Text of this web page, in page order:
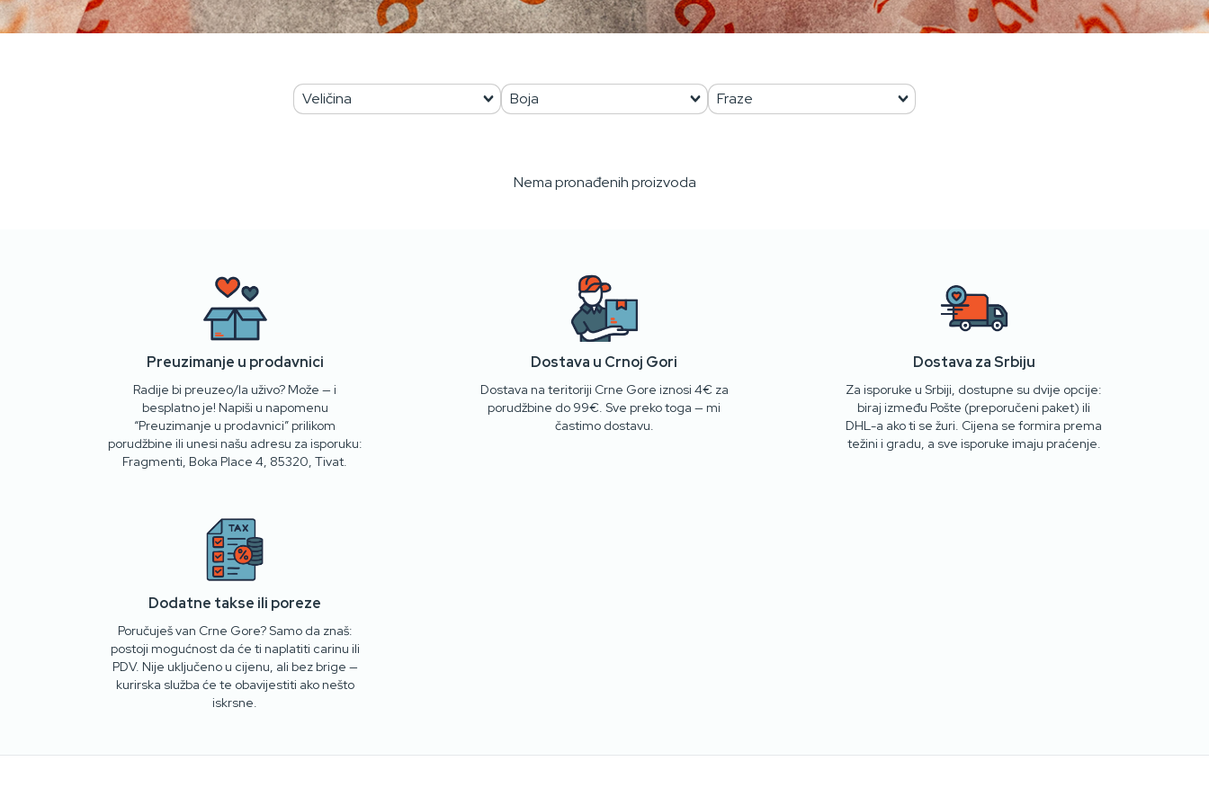
Nema pronađenih proizvoda
Preuzimanje u prodavnici
Radije bi preuzeo/la uživo? Može — i
besplatno je! Napiši u napomenu
“Preuzimanje u prodavnici” prilikom
porudžbine ili unesi našu adresu za isporuku:
Fragmenti, Boka Place 4, 85320, Tivat.
Dostava u Crnoj Gori
Dostava na teritoriji Crne Gore iznosi 4€ za
porudžbine do 99€. Sve preko toga — mi
častimo dostavu.
Dostava za Srbiju
Za isporuke u Srbiji, dostupne su dvije opcije:
biraj između Pošte (preporučeni paket) ili
DHL-a ako ti se žuri. Cijena se formira prema
težini i gradu, a sve isporuke imaju praćenje.
Dodatne takse ili poreze
Poručuješ van Crne Gore? Samo da znaš:
postoji mogućnost da će ti naplatiti carinu ili
PDV. Nije uključeno u cijenu, ali bez brige —
kurirska služba će te obavijestiti ako nešto
iskrsne.